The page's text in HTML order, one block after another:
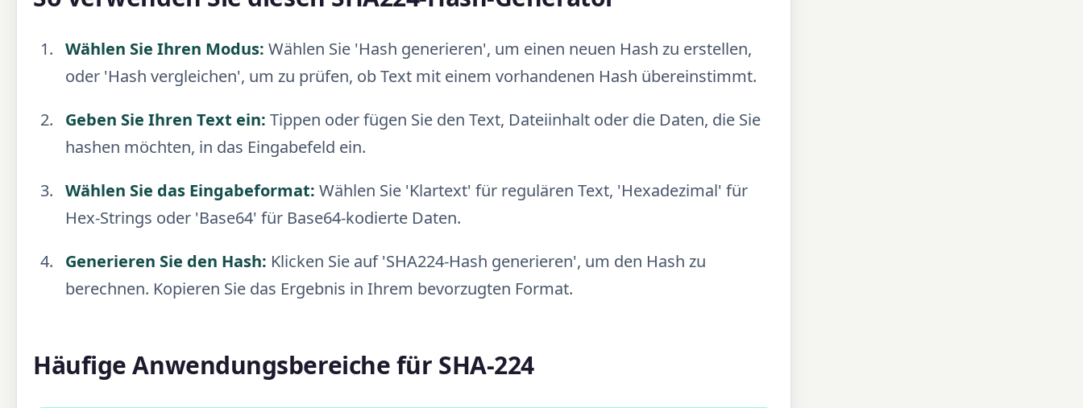
Wählen Sie Ihren Modus: Wählen Sie 'Hash generieren', um einen neuen Hash zu erstellen,
oder 'Hash vergleichen', um zu prüfen, ob Text mit einem vorhandenen Hash übereinstimmt.
Geben Sie Ihren Text ein: Tippen oder fügen Sie den Text, Dateiinhalt oder die Daten, die Sie
hashen möchten, in das Eingabefeld ein.
Wählen Sie das Eingabeformat: Wählen Sie 'Klartext' für regulären Text, 'Hexadezimal' für
Hex-Strings oder 'Base64' für Base64-kodierte Daten.
Generieren Sie den Hash: Klicken Sie auf 'SHA224-Hash generieren', um den Hash zu
berechnen. Kopieren Sie das Ergebnis in Ihrem bevorzugten Format.
Häufige Anwendungsbereiche für SHA-224